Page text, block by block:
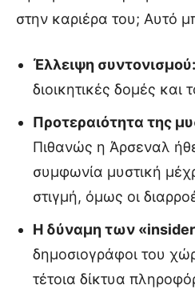
στην καριέρα του; Αυτό
Έλλειψη συντονισμού:
διοικητικές δομές και
Προτεραιότητα της
Πιθανώς η Άρσεναλ
συμφωνία μυστική
στιγμή, όμως οι
Η δύναμη των
δημοσιογράφοι του
τέτοια δίκτυα